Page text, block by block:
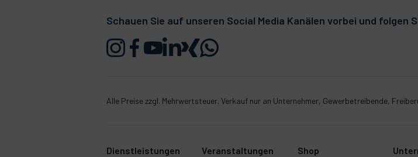
Schauen Sie auf unseren Social Media Kanälen vorbei und folgen
Alle Preise zzgl. Mehrwertsteuer. Verkauf nur an Unternehmer, Gewerbetreibende,
Dienstleistungen
Veranstaltungen
Shop